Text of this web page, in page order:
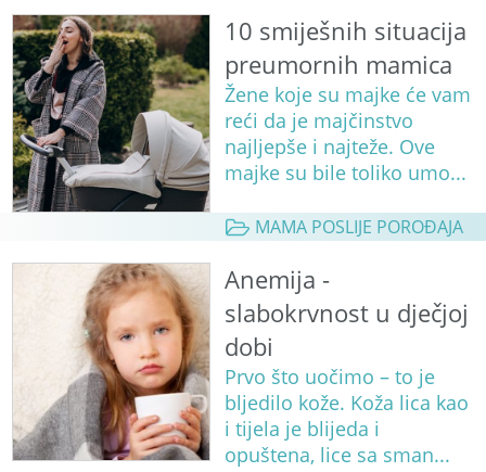
10 smiješnih situacija
preumornih mamica
Žene koje su majke će vam
reći da je majčinstvo
najljepše i najteže. Ove
majke su bile toliko umo...
MAMA POSLIJE POROĐAJA
Anemija -
slabokrvnost u dječjoj
dobi
Prvo što uočimo – to je
bljedilo kože. Koža lica kao
i tijela je blijeda i
opuštena, lice sa sman...